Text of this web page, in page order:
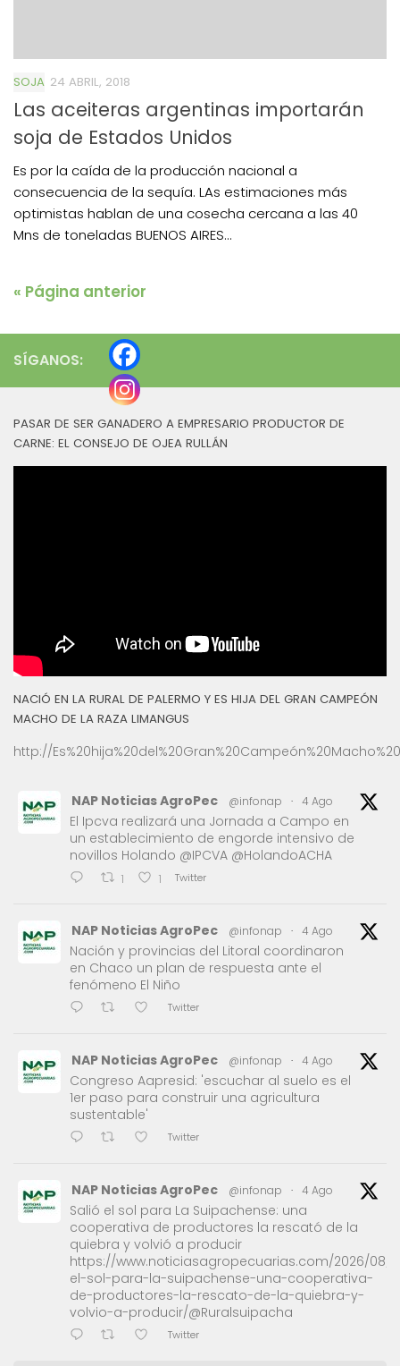
SOJA 24 ABRIL, 2018
Las aceiteras argentinas importarán
soja de Estados Unidos
Es por la caída de la producción nacional a
consecuencia de la sequía. LAs estimaciones más
optimistas hablan de una cosecha cercana a las 40
Mns de toneladas BUENOS AIRES...
« Página anterior
SÍGANOS:
PASAR DE SER GANADERO A EMPRESARIO PRODUCTOR DE
CARNE: EL CONSEJO DE OJEA RULLÁN
NACIÓ EN LA RURAL DE PALERMO Y ES HIJA DEL GRAN CAMPEÓN
MACHO DE LA RAZA LIMANGUS
http://
NAP Noticias AgroPec @infonap · 4 Ago
El Ipcva realizará una Jornada a Campo en
un establecimiento de engorde intensivo de
novillos Holando @IPCVA @HolandoACHA
1 1 Twitter
NAP Noticias AgroPec @infonap · 4 Ago
Nación y provincias del Litoral coordinaron
en Chaco un plan de respuesta ante el
fenómeno El Niño
Twitter
NAP Noticias AgroPec @infonap · 4 Ago
Congreso Aapresid: 'escuchar al suelo es el
1er paso para construir una agricultura
sustentable'
Twitter
NAP Noticias AgroPec @infonap · 4 Ago
Salió el sol para La Suipachense: una
cooperativa de productores la rescató de la
quiebra y volvió a producir
https://www.noticiasagropecuarias.com/2026/08/
el-sol-para-la-suipachense-una-cooperativa-
de-productores-la-rescato-de-la-quiebra-y-
volvio-a-producir/@Ruralsuipacha
Twitter